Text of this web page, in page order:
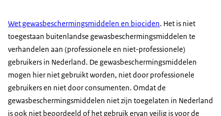
Wet gewasbeschermingsmiddelen en biociden. Het is niet
toegestaan buitenlandse gewasbeschermingsmiddelen te
verhandelen aan (professionele en niet-professionele)
gebruikers in Nederland. De gewasbeschermingsmiddelen
mogen hier niet gebruikt worden, niet door professionele
gebruikers en niet door consumenten. Omdat de
gewasbeschermingsmiddelen niet zijn toegelaten in Nederland
is ook niet beoordeeld of het gebruik ervan veilig is voor de